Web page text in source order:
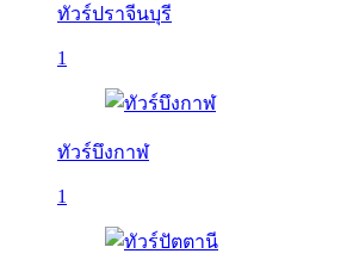
ทัวร์ปราจีนบุรี
1
ทัวร์บึงกาฬ
1